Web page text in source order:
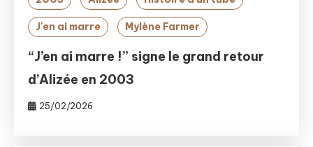
J'en ai marre Mylène Farmer
“J’en ai marre !” signe le grand retour
d’Alizée en 2003
25/02/2026